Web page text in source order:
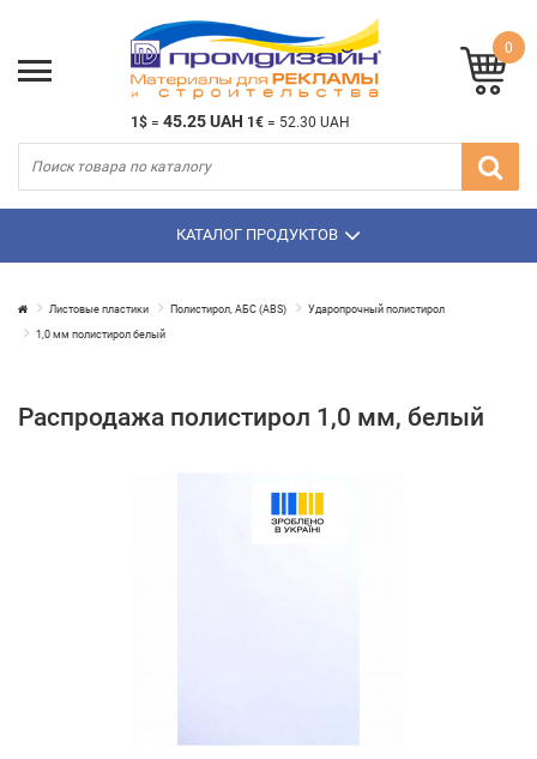
1$ = 45.25 UAH 1€ = 52.30 UAH
0
КАТАЛОГ ПРОДУКТОВ
Листовые пластики Полистирол, АБС (ABS) Ударопрочный полистирол
1,0 мм полистирол белый
Распродажа полистирол 1,0 мм, белый